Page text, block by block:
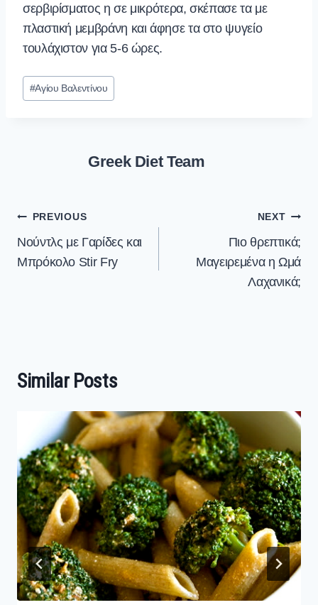
σερβιρίσματος η σε μικρότερα, σκέπασε τα με
πλαστική μεμβράνη και άφησε τα στο ψυγείο
τουλάχιστον για 5-6 ώρες.
Post
Tags:
#Αγίου Βαλεντίνου
Greek Diet Team
Post
navigation
PREVIOUS
Νούντλς με Γαρίδες και
Μπρόκολο Stir Fry
NEXT
Πιο θρεπτικά;
Μαγειρεμένα η Ωμά
Λαχανικά;
Similar Posts